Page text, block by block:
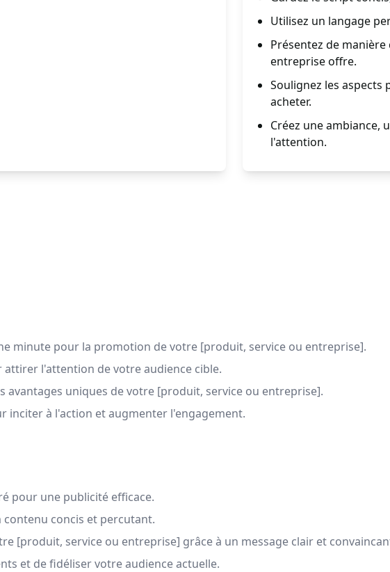
Utilisez un langage
Présentez de
entreprise offre.
Soulignez les
acheter.
Créez une
l'attention.
minute pour la promotion de votre [produit, service ou entreprise].
l'attention de votre audience cible.
avantages uniques de votre [produit, service ou entreprise].
inciter à l'action et augmenter l'engagement.
pour une publicité efficace.
concis et percutant.
[produit, service ou entreprise] grâce à un message clair et
et de fidéliser votre audience actuelle.